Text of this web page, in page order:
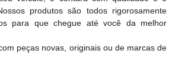
produtos são todos rigorosamente
para que chegue até você da melhor
peças novas, originais ou de marcas de